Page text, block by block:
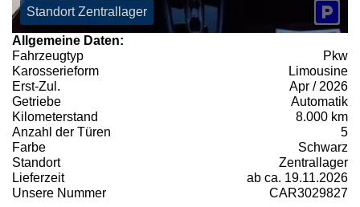
Standort Zentrallager
Allgemeine Daten:
Fahrzeugtyp
Pkw
Karosserieform
Limousine
Erst-Zul.
Apr / 2026
Getriebe
Automatik
Kilometerstand
8.000 km
Anzahl der Türen
5
Farbe
Schwarz
Standort
Zentrallager
Lieferzeit
ab ca. 19.11.2026
Unsere Nummer
CAR3029827